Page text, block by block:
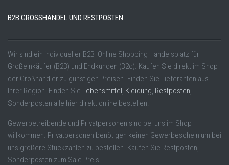
B2B GROSSHANDEL UND RESTPOSTEN
Wir sind ein individueller B2B Online Shopping Handelsplatz für
Großeinkäufer (B2B) und Endkunden (B2c). Kaufen Sie direkt im Shop
der Großhändler zu günstigen Preisen. Finden Sie Lieferanten aus
Ihrer Region. Finden Sie Lebensmittel, Kleidung, Restposten,
Sonderposten alle hier direkt online bestellen.
Gewerbetreibende und Privatpersonen sind bei uns im Shop
willkommen. Privatpersonen benötigen keinen Gewerbeschein um bei
uns größere Stückzahlen zu bestellen. Kaufen Sie Restposten,
Sonderposten zum Sale Preis.